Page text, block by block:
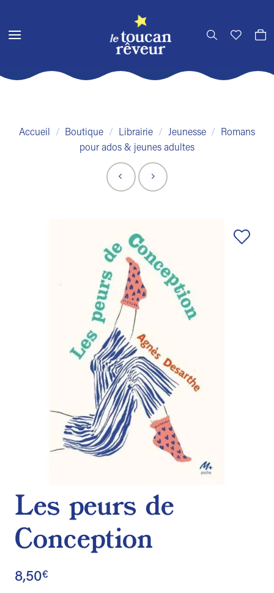
contenu
Accueil / Boutique / Librairie / Jeunesse /
Romans
pour ados & jeunes adultes
Les peurs de
Conception
8,50€